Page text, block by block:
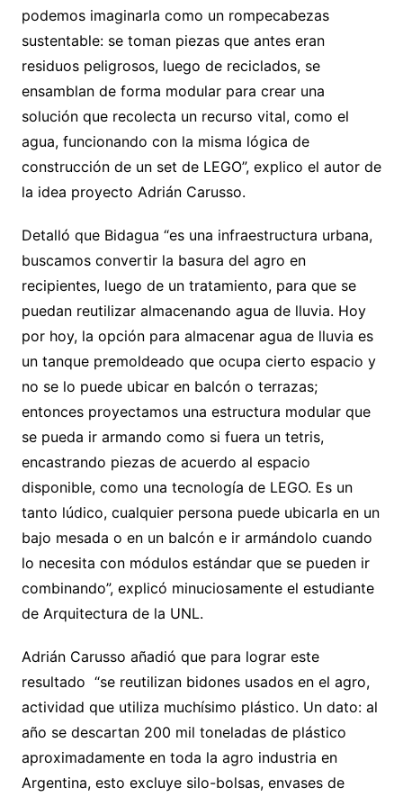
podemos imaginarla como un rompecabezas
sustentable: se toman piezas que antes eran
residuos peligrosos, luego de reciclados, se
ensamblan de forma modular para crear una
solución que recolecta un recurso vital, como el
agua, funcionando con la misma lógica de
construcción de un set de LEGO”, explico el autor de
la idea proyecto Adrián Carusso.
Detalló que Bidagua “es una infraestructura urbana,
buscamos convertir la basura del agro en
recipientes, luego de un tratamiento, para que se
puedan reutilizar almacenando agua de lluvia. Hoy
por hoy, la opción para almacenar agua de lluvia es
un tanque premoldeado que ocupa cierto espacio y
no se lo puede ubicar en balcón o terrazas;
entonces proyectamos una estructura modular que
se pueda ir armando como si fuera un tetris,
encastrando piezas de acuerdo al espacio
disponible, como una tecnología de LEGO. Es un
tanto lúdico, cualquier persona puede ubicarla en un
bajo mesada o en un balcón e ir armándolo cuando
lo necesita con módulos estándar que se pueden ir
combinando”, explicó minuciosamente el estudiante
de Arquitectura de la UNL.
Adrián Carusso añadió que para lograr este
resultado “se reutilizan bidones usados en el agro,
actividad que utiliza muchísimo plástico. Un dato: al
año se descartan 200 mil toneladas de plástico
aproximadamente en toda la agro industria en
Argentina, esto excluye silo-bolsas, envases de